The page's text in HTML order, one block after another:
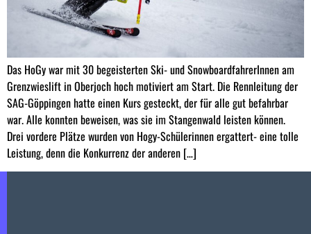
Das HoGy war mit 30 begeisterten Ski- und SnowboardfahrerInnen am
Grenzwieslift in Oberjoch hoch motiviert am Start. Die Rennleitung der
SAG-Göppingen hatte einen Kurs gesteckt, der für alle gut befahrbar
war. Alle konnten beweisen, was sie im Stangenwald leisten können.
Drei vordere Plätze wurden von Hogy-Schülerinnen ergattert- eine tolle
Leistung, denn die Konkurrenz der anderen […]